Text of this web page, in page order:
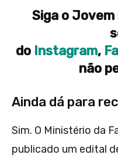
Siga o Jovem
do Instagram,
não
Ainda dá para
Sim. O Ministério da
publicado um edital